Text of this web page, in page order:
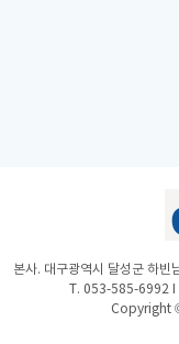
본사. 대구광역시 달성군 하
T. 053-585-6992
Copyright